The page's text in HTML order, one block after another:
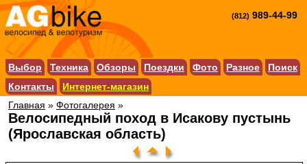
(812) 989-44-99
Выбор Техника Обзоры Поездки Фото Разное
Поиск
Контакты
Интернет-магазин
Главная » Фотогалерея »
Велосипедный поход в Исакову пустынь
(Ярославская область)